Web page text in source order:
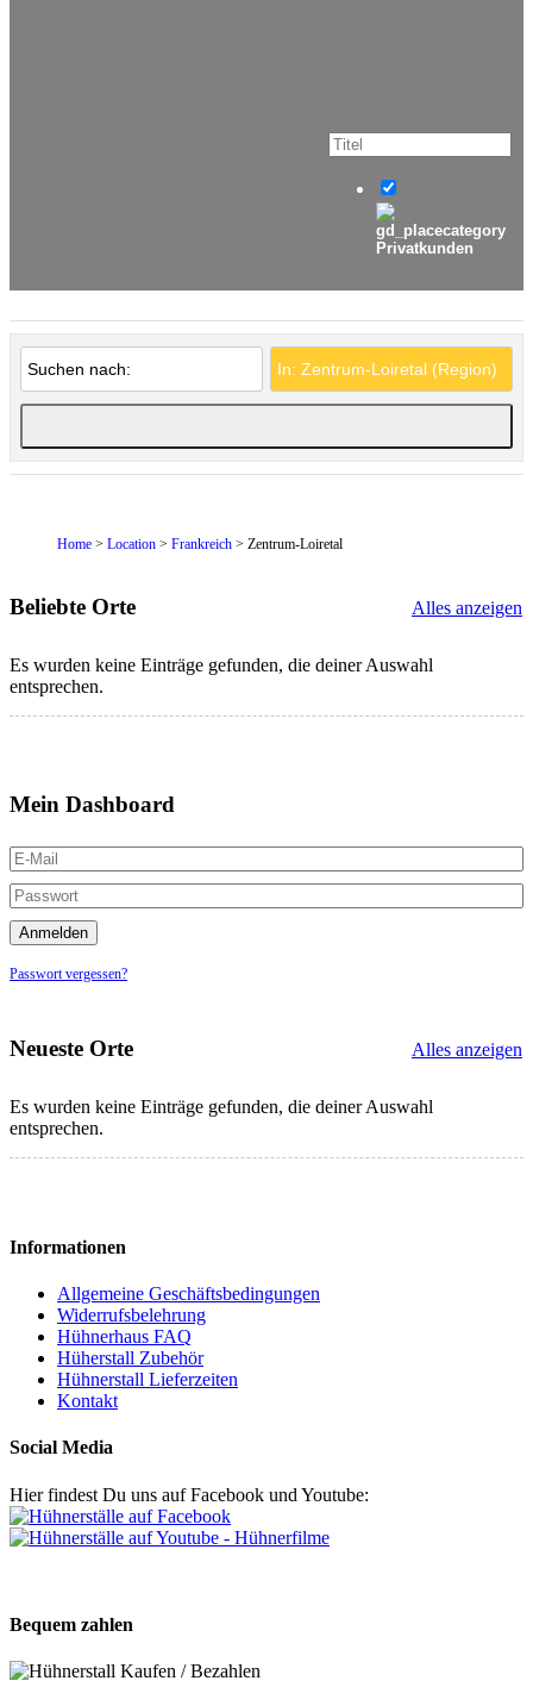
Privatkunden
Home > Location > Frankreich > Zentrum-Loiretal
Beliebte Orte Alles anzeigen
Es wurden keine Einträge gefunden, die deiner Auswahl
entsprechen.
Mein Dashboard
Passwort vergessen?
Neueste Orte Alles anzeigen
Es wurden keine Einträge gefunden, die deiner Auswahl
entsprechen.
Informationen
Allgemeine Geschäftsbedingungen
Widerrufsbelehrung
Hühnerhaus FAQ
Hüherstall Zubehör
Hühnerstall Lieferzeiten
Kontakt
Social Media
Hier findest Du uns auf Facebook und Youtube:
Bequem zahlen